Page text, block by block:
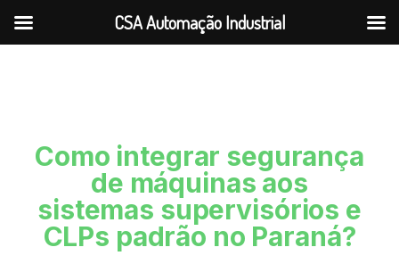
Como integrar segurança
de máquinas aos
sistemas supervisórios e
CLPs padrão no Paraná?
CSA Automação Industrial